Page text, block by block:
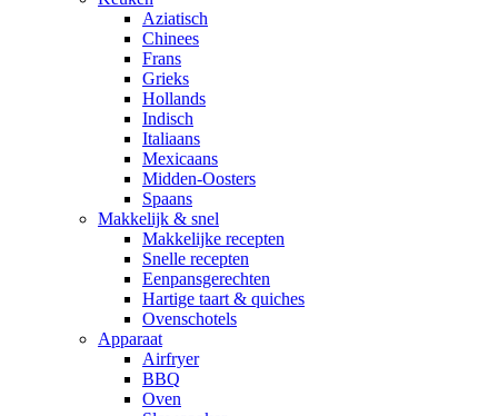
Aziatisch
Chinees
Frans
Grieks
Hollands
Indisch
Italiaans
Mexicaans
Midden-Oosters
Spaans
Makkelijk & snel
Makkelijke recepten
Snelle recepten
Eenpansgerechten
Hartige taart & quiches
Ovenschotels
Apparaat
Airfryer
BBQ
Oven